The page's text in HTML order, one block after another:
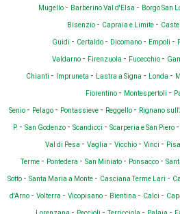
Mugello - Barberino Val d'Elsa - Borgo San
Bisenzio - Capraia e Limite -
Guidi - Certaldo - Dicomano - Empoli -
Valdarno - Firenzuola - Fucecchio -
Chianti - Impruneta - Lastra a Signa - Londa -
Fiorentino - Montespertoli -
Senio - Pelago - Pontassieve - Reggello - Rignano
P. - San Godenzo - Scandicci - Scarperia e San Piero -
Val di Pesa - Vaglia - Vicchio - Vinci - Pisa
Terme - Pontedera - San Miniato - Ponsacco -
Sotto - Santa Maria a Monte - Casciana Terme Lari -
d'Arno - Volterra - Vicopisano - Bientina - Calci -